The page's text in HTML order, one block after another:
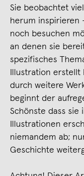
Sie beobachtet
herum inspirieren
noch besuchen
an denen sie
spezifisches
Illustration
durch weitere
beginnt der
Schönste dass sie
Illustrationen
niemandem ab;
Geschichte